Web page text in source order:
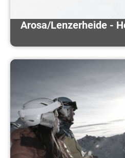
Arosa/Lenzerheide -